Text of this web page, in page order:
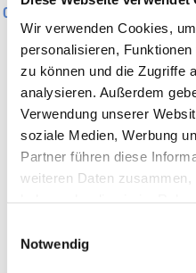
Wir verwenden Cookies,
personalisieren,
zu können und die Zugriffe
analysieren. Außerdem
Verwendung unserer
soziale Medien, Werbung
Partner führen diese
weiteren Daten
Notwendig
0 km
Allgemeine
Wegbeschreibung
Tipp des Autors